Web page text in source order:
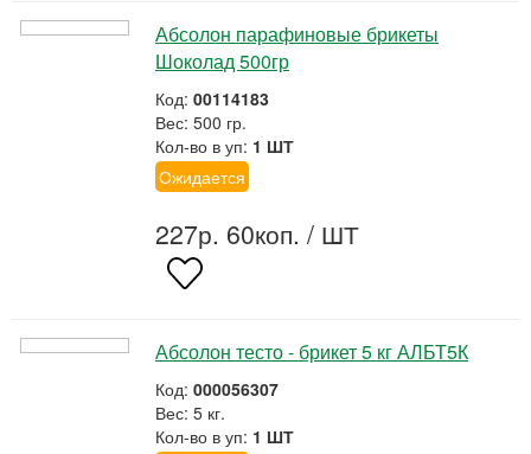
Абсолон парафиновые брикеты
Шоколад 500гр
Код: 00114183
Вес: 500 гр.
Кол-во в уп: 1 ШТ
Ожидается
227р. 60коп. / ШТ
Абсолон тесто - брикет 5 кг АЛБТ5К
Код: 000056307
Вес: 5 кг.
Кол-во в уп: 1 ШТ